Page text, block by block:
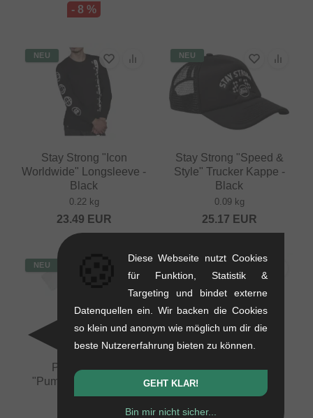
- 8 %
NEU
Stay Strong "Icon
Worldwide" Longsleeve -
Black
0.22 kg
23.49 EUR
NEU
Stay Strong "Speed &
Style" Trucker Kappe -
Black
0.09 kg
25.17 EUR
NEU
Pride Racing
"Pumptrack" T-Shirt -
White
Pride Racing
"Pumptrack" T-Shirt -
Ecru
Diese Webseite nutzt Cookies
für Funktion, Statistik &
Targeting und bindet externe
Datenquellen ein. Wir backen die Cookies
so klein und anonym wie möglich um dir die
beste Nutzererfahrung bieten zu können.
GEHT KLAR!
Bin mir nicht sicher...